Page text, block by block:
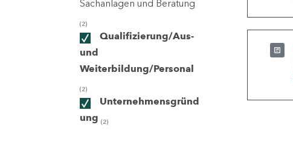
Sachanlagen und Beratung
(2)
Qualifizierung/Aus-
und
Weiterbildung/Personal
(2)
Unternehmensgründ
ung (2)